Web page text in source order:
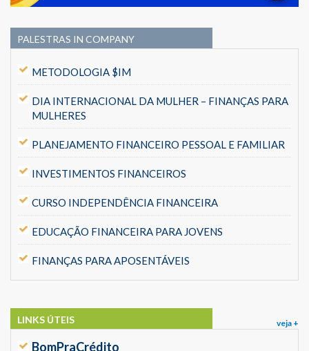
PALESTRAS IN COMPANY
METODOLOGIA $IM
DIA INTERNACIONAL DA MULHER – FINANÇAS PARA
MULHERES
PLANEJAMENTO FINANCEIRO PESSOAL E FAMILIAR
INVESTIMENTOS FINANCEIROS
CURSO INDEPENDÊNCIA FINANCEIRA
EDUCAÇÃO FINANCEIRA PARA JOVENS
FINANÇAS PARA APOSENTÁVEIS
veja +
LINKS ÚTEIS
BomPraCrédito